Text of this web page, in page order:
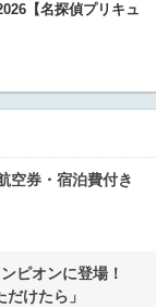
【名探偵プリキュ
空券・宿泊費付き
ピオンに登場！
けたら」